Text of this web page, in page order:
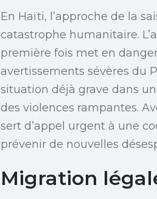
En Haïti, l’approche de la
catastrophe humanitaire.
première fois met en
avertissements sévères du
situation déjà grave dans
des violences rampantes.
sert d’appel urgent à une
prévenir de nouvelles
Migration